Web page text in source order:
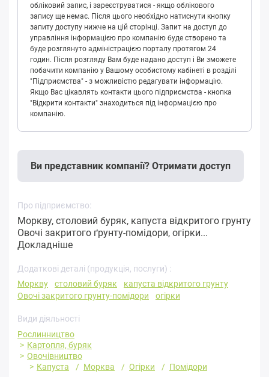
обліковий запис, і зареєструватися - якщо облікового
запису ще немає. Після цього необхідно натиснути кнопку
запиту доступу нижче на цій сторінці. Запит на доступ до
управління інформацією про компанію буде створено та
буде розглянуто адміністрацією порталу протягом 24
годин. Після розгляду Вам буде надано доступ і Ви зможете
побачити компанію у Вашому особистому кабінеті в розділі
"Підприємства" - з можливістю редагувати інформацію.
Якщо Вас цікавлять контакти цього підприємства - кнопка
"Відкрити контакти" знаходиться під інформацією про
компанію.
Ви представник компанії? Отримати доступ
Про підприємство:
Моркву, столовий буряк, капуста відкритого грунту
Овочі закритого ґрунту-помідори, огірки...
Докладніше
Додаткові деталі (продукція, послуги) :
Моркву
столовий буряк
капуста відкритого грунту
Овочі закритого грунту-помідори
огірки
Види діяльності
Рослинництво
Картопля, буряк
Овочівництво
Капуста
Морква Огірки
Помідори